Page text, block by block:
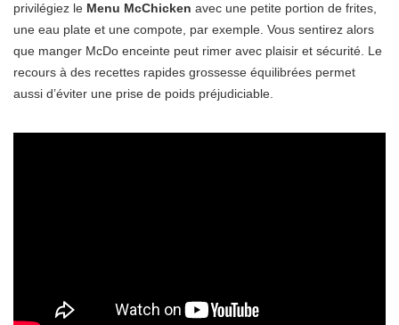
privilégiez le Menu McChicken avec une petite portion de frites,
une eau plate et une compote, par exemple. Vous sentirez alors
que manger McDo enceinte peut rimer avec plaisir et sécurité. Le
recours à des recettes rapides grossesse équilibrées permet
aussi d’éviter une prise de poids préjudiciable.